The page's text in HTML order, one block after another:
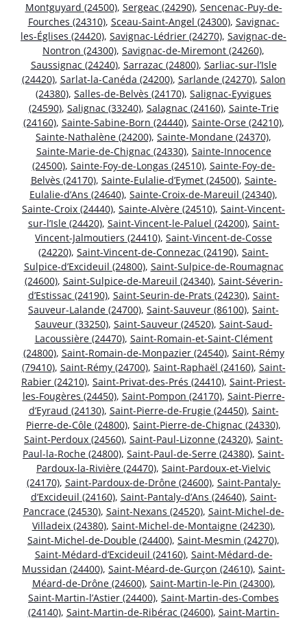
Montguyard (24500), Sergeac (24290), Sencenac-Puy-de-
Fourches (24310), Sceau-Saint-Angel (24300), Savignac-
les-Églises (24420), Savignac-Lédrier (24270), Savignac-de-
Nontron (24300), Savignac-de-Miremont (24260),
Saussignac (24240), Sarrazac (24800), Sarliac-sur-l’Isle
(24420), Sarlat-la-Canéda (24200), Sarlande (24270), Salon
(24380), Salles-de-Belvès (24170), Salignac-Eyvigues
(24590), Salignac (33240), Salagnac (24160), Sainte-Trie
(24160), Sainte-Sabine-Born (24440), Sainte-Orse (24210),
Sainte-Nathalène (24200), Sainte-Mondane (24370),
Sainte-Marie-de-Chignac (24330), Sainte-Innocence
(24500), Sainte-Foy-de-Longas (24510), Sainte-Foy-de-
Belvès (24170), Sainte-Eulalie-d’Eymet (24500), Sainte-
Eulalie-d’Ans (24640), Sainte-Croix-de-Mareuil (24340),
Sainte-Croix (24440), Sainte-Alvère (24510), Saint-Vincent-
sur-l’Isle (24420), Saint-Vincent-le-Paluel (24200), Saint-
Vincent-Jalmoutiers (24410), Saint-Vincent-de-Cosse
(24220), Saint-Vincent-de-Connezac (24190), Saint-
Sulpice-d’Excideuil (24800), Saint-Sulpice-de-Roumagnac
(24600), Saint-Sulpice-de-Mareuil (24340), Saint-Séverin-
d’Estissac (24190), Saint-Seurin-de-Prats (24230), Saint-
Sauveur-Lalande (24700), Saint-Sauveur (86100), Saint-
Sauveur (33250), Saint-Sauveur (24520), Saint-Saud-
Lacoussière (24470), Saint-Romain-et-Saint-Clément
(24800), Saint-Romain-de-Monpazier (24540), Saint-Rémy
(79410), Saint-Rémy (24700), Saint-Raphaël (24160), Saint-
Rabier (24210), Saint-Privat-des-Prés (24410), Saint-Priest-
les-Fougères (24450), Saint-Pompon (24170), Saint-Pierre-
d’Eyraud (24130), Saint-Pierre-de-Frugie (24450), Saint-
Pierre-de-Côle (24800), Saint-Pierre-de-Chignac (24330),
Saint-Perdoux (24560), Saint-Paul-Lizonne (24320), Saint-
Paul-la-Roche (24800), Saint-Paul-de-Serre (24380), Saint-
Pardoux-la-Rivière (24470), Saint-Pardoux-et-Vielvic
(24170), Saint-Pardoux-de-Drône (24600), Saint-Pantaly-
d’Excideuil (24160), Saint-Pantaly-d’Ans (24640), Saint-
Pancrace (24530), Saint-Nexans (24520), Saint-Michel-de-
Villadeix (24380), Saint-Michel-de-Montaigne (24230),
Saint-Michel-de-Double (24400), Saint-Mesmin (24270),
Saint-Médard-d’Excideuil (24160), Saint-Médard-de-
Mussidan (24400), Saint-Méard-de-Gurçon (24610), Saint-
Méard-de-Drône (24600), Saint-Martin-le-Pin (24300),
Saint-Martin-l’Astier (24400), Saint-Martin-des-Combes
(24140), Saint-Martin-de-Ribérac (24600), Saint-Martin-